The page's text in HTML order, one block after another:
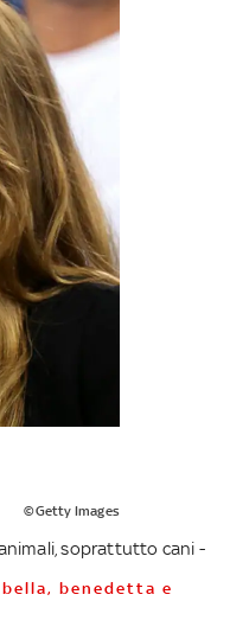
©Getty Images
soprattutto cani -